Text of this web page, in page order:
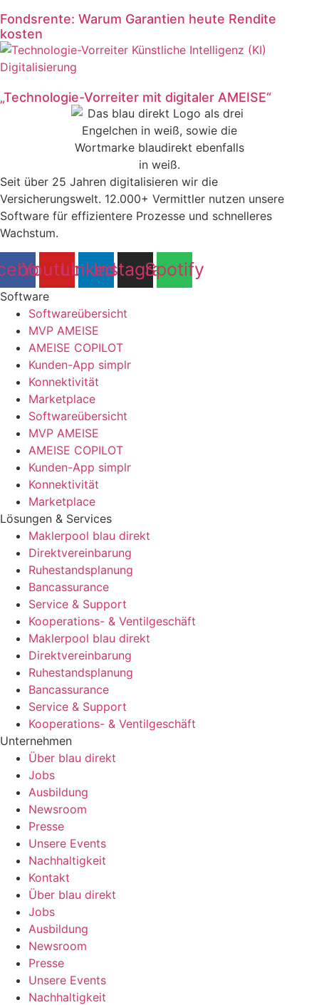
Fondsrente: Warum Garantien heute Rendite
kosten
„Technologie-Vorreiter mit digitaler AMEISE“
Seit über 25 Jahren digitalisieren wir die
Versicherungswelt. 12.000+ Vermittler nutzen unsere
Software für effizientere Prozesse und schnelleres
Wachstum.
YoutubeLinkedin
Instagram
Spotify
Software
Softwareübersicht
MVP AMEISE
AMEISE COPILOT
Kunden-App simplr
Konnektivität
Marketplace
Softwareübersicht
MVP AMEISE
AMEISE COPILOT
Kunden-App simplr
Konnektivität
Marketplace
Lösungen & Services
Maklerpool blau direkt
Direktvereinbarung
Ruhestandsplanung
Bancassurance
Service & Support
Kooperations- & Ventilgeschäft
Maklerpool blau direkt
Direktvereinbarung
Ruhestandsplanung
Bancassurance
Service & Support
Kooperations- & Ventilgeschäft
Unternehmen
Über blau direkt
Jobs
Ausbildung
Newsroom
Presse
Unsere Events
Nachhaltigkeit
Kontakt
Über blau direkt
Jobs
Ausbildung
Newsroom
Presse
Unsere Events
Nachhaltigkeit